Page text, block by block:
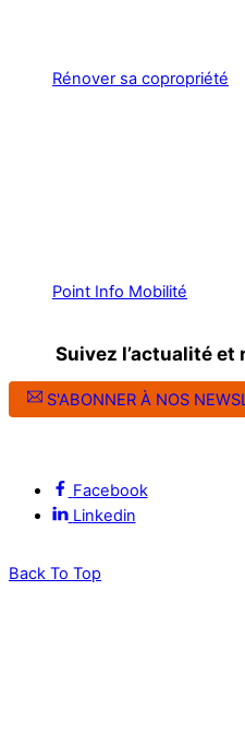
Rénover sa copropriété
Point Info Mobilité
Suivez l’actualité et
S'ABONNER À NOS
Facebook
Linkedin
Back To Top